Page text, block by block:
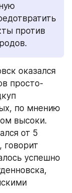
против
оказался
просто-
по мнению
высоки.
от 5
говорит
успешно